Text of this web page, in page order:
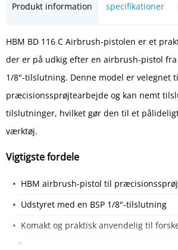
Produkt information specifikationer
HBM BD 116 C Airbrush-pistolen er et
der er på udkig efter en airbrush-pistol fra
1/8"-tilslutning. Denne model er velegnet
præcisionssprøjtearbejde og kan nemt
tilslutninger, hvilket gør den til et
værktøj.
Vigtigste fordele
HBM airbrush-pistol til
Udstyret med en BSP 1/8"-tilslutning
Komakt og praktisk anvendelig til
<